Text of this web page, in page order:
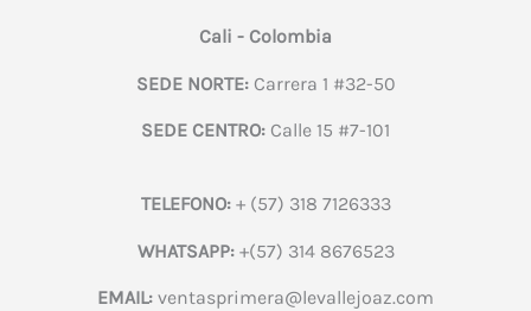
Cali - Colombia
SEDE NORTE:Carrera 1 #32-50
SEDE CENTRO: Calle 15 #7-101
TELEFONO:+ (57) 318 7126333
WHATSAPP:+(57) 314 8676523
EMAIL: ventasprimera@levallejoaz.com